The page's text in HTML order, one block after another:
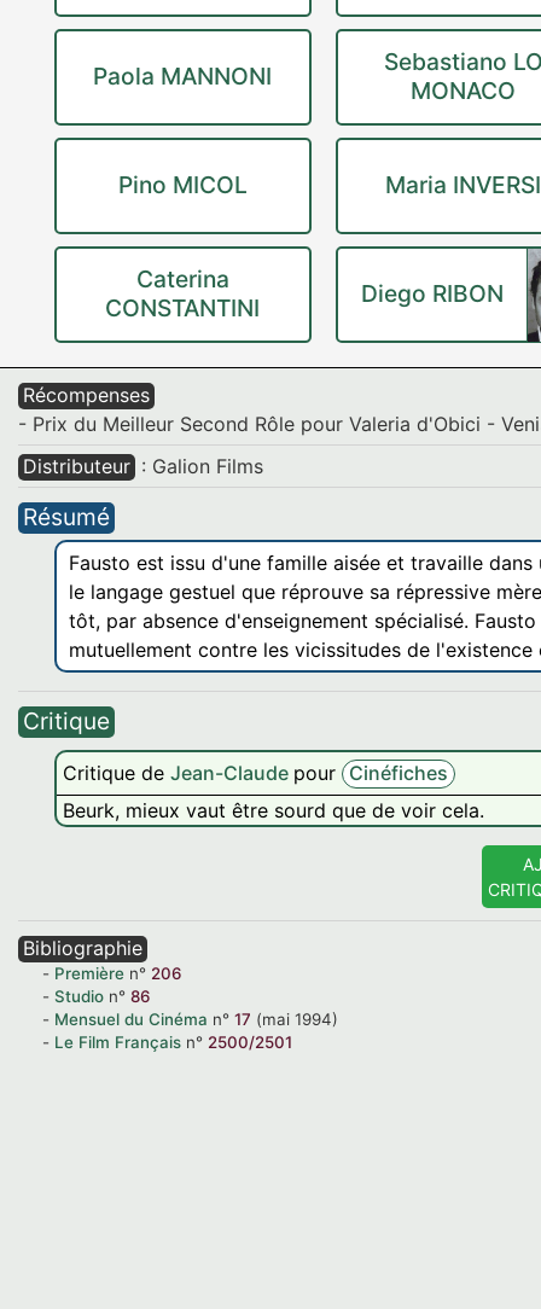
Paola MANNONI
Sebastiano
MONACO
Pino MICOL Maria INVERSI
Caterina
CONSTANTINI
Diego RIBON
Récompenses
- Prix du Meilleur Second Rôle pour Valeria d'Obici -
Distributeur : Galion Films
Résumé
Fausto est issu d'une famille aisée et travaille
le langage gestuel que réprouve sa répressive
tôt, par absence d'enseignement spécialisé.
mutuellement contre les vicissitudes de l'existence
Critique
Critique de Jean-Claude pour Cinéfiches
Beurk, mieux vaut être sourd que de voir cela.
Bibliographie
Première n° 206
Studio n° 86
Mensuel du Cinéma n° 17 (mai 1994)
Le Film Français n° 2500/2501